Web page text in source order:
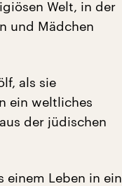
Welt, in der
und Mädchen
als sie
ein weltliches
der jüdischen
einem Leben in ein